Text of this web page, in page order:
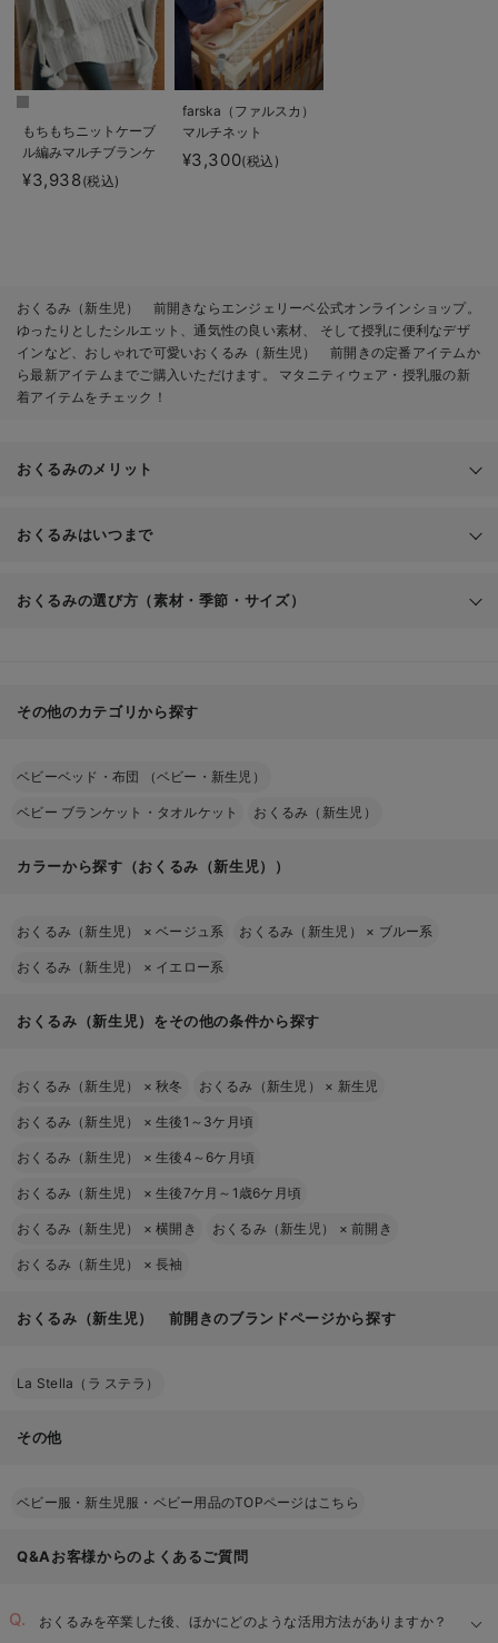
もちもちニットケーブ
ル編みマルチブランケ
ット マタニティ・ベ
ビー・出産準備
¥3,938(税込)
farska（ファルスカ）
マルチネット
¥3,300(税込)
おくるみ（新生児） 前開きならエンジェリーベ公式オンラインショップ。
ゆったりとしたシルエット、通気性の良い素材、 そして授乳に便利なデザ
インなど、おしゃれで可愛いおくるみ（新生児） 前開きの定番アイテムか
ら最新アイテムまでご購入いただけます。 マタニティウェア・授乳服の新
着アイテムをチェック！
おくるみのメリット
おくるみはいつまで
おくるみの選び方（素材・季節・サイズ）
フリース素材
素材 おすすめの季節
フリース 冬の外出時
固定タイプ
ード・手足カバー付き
形状 特徴
卒業後もブランケ
固定タイプ
やわらかい体
にも巻きやす
新生児期に安心し
その他のカテゴリから探す
ベビーベッド・布団 （ベビー・新生児）
ベビー ブランケット・タオルケット おくるみ（新生児）
カラーから探す（おくるみ（新生児））
おくるみ（新生児） ×ベージュ系 おくるみ（新生児） × ブルー系
おくるみ（新生児） × イエロー系
おくるみ（新生児）をその他の条件から探す
おくるみ（新生児） ×秋冬 おくるみ（新生児） × 新生児
おくるみ（新生児） ×生後1～3ケ月頃
おくるみ（新生児） ×生後4～6ケ月頃
おくるみ（新生児） ×生後7ケ月～1歳6ケ月頃
おくるみ（新生児） ×横開き おくるみ（新生児） ×前開き
おくるみ（新生児） ×長袖
おくるみ（新生児） 前開きのブランドページから探す
La Stella（ラ ステラ）
その他
ベビー服・新生児服・ベビー用品のTOPページはこちら
Q&Aお客様からのよくあるご質問
おくるみを卒業した後、ほかにどのような活用方法がありますか？